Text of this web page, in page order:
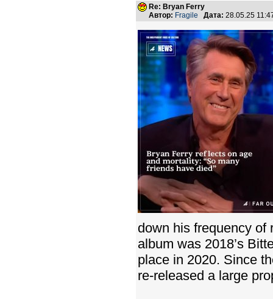
Re: Bryan Ferry
Автор: Fragile Дата: 28.05.25
down his frequency of
album was 2018’s
place in 2020. Since
re-released a large